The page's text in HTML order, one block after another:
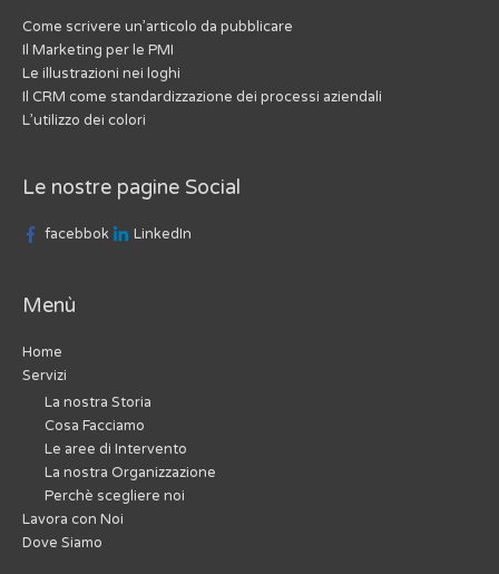
Come scrivere un’articolo da pubblicare
Il Marketing per le PMI
Le illustrazioni nei loghi
Il CRM come standardizzazione dei processi aziendali
L’utilizzo dei colori
Le nostre pagine Social
facebbok LinkedIn
Menù
Home
Servizi
La nostra Storia
Cosa Facciamo
Le aree di Intervento
La nostra Organizzazione
Perchè scegliere noi
Lavora con Noi
Dove Siamo